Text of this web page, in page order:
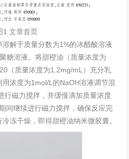
1 文章首页
解于质量分数为1%的冰醋酸溶液
糖溶液。将甜橙油（质量浓度为
（质量浓度为1.2mg/mL）充分乳
浓度为1mol/L的NaOH溶液调节混
行磁力搅拌，并缓慢滴加质量浓度
间继续进行磁力搅拌，确保反应完
冻干燥，即得甜橙油纳米微胶囊。